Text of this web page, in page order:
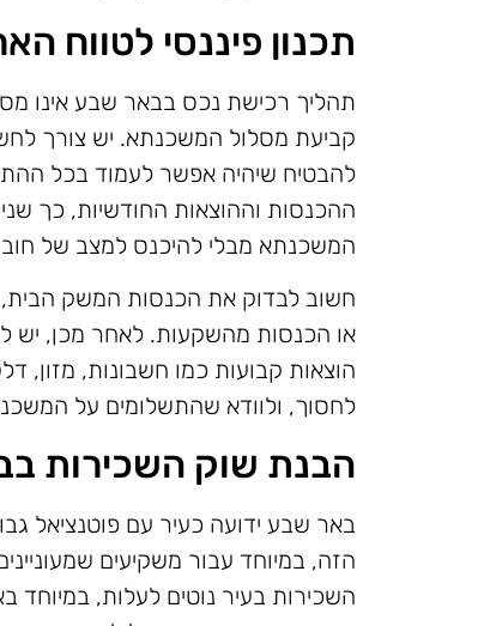
תכנון פיננסי לטווח
תהליך רכישת נכס בבאר שבע אינו
קביעת מסלול המשכנתא. יש צורך
להבטיח שיהיה אפשר לעמוד בכל
ההכנסות וההוצאות החודשיות, כך
המשכנתא מבלי להיכנס למצב של
חשוב לבדוק את הכנסות המשק הבית,
או הכנסות מהשקעות. לאחר מכן, יש
הוצאות קבועות כמו חשבונות, מזון,
לחסוך, ולוודא שהתשלומים על
הבנת שוק השכירות
באר שבע ידועה כעיר עם פוטנציאל
הזה, במיוחד עבור משקיעים
השכירות בעיר נוטים לעלות, במיוחד